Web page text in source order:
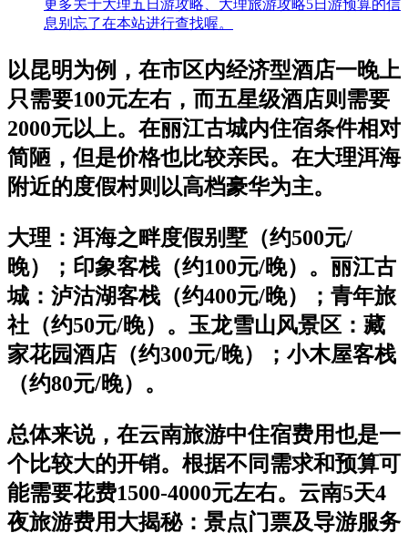
更多关于大理五日游攻略、大理旅游攻略5日游预算的信
息别忘了在本站进行查找喔。
以昆明为例，在市区内经济型酒店一晚上
只需要100元左右，而五星级酒店则需要
2000元以上。在丽江古城内住宿条件相对
简陋，但是价格也比较亲民。在大理洱海
附近的度假村则以高档豪华为主。
大理：洱海之畔度假别墅（约500元/
晚）；印象客栈（约100元/晚）。丽江古
城：泸沽湖客栈（约400元/晚）；青年旅
社（约50元/晚）。玉龙雪山风景区：藏
家花园酒店（约300元/晚）；小木屋客栈
（约80元/晚）。
总体来说，在云南旅游中住宿费用也是一
个比较大的开销。根据不同需求和预算可
能需要花费1500-4000元左右。云南5天4
夜旅游费用大揭秘：景点门票及导游服务